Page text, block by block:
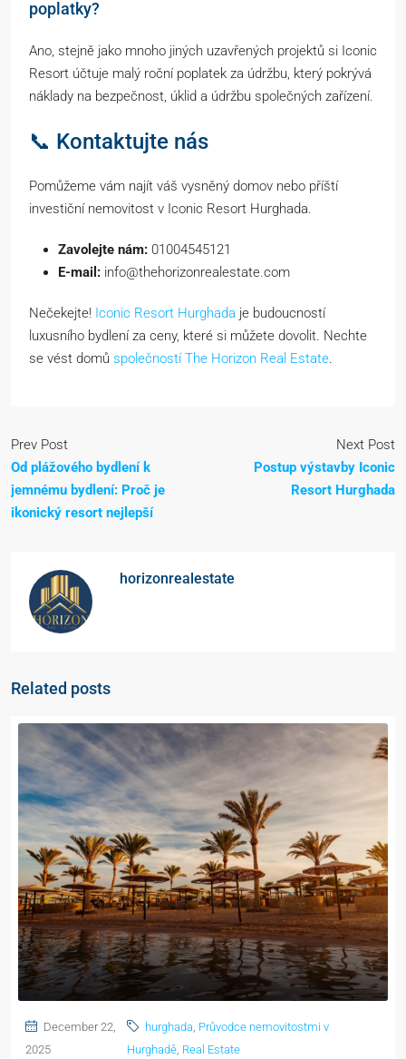
poplatky?
Ano, stejně jako mnoho jiných uzavřených projektů si Iconic
Resort účtuje malý roční poplatek za údržbu, který pokrývá
náklady na bezpečnost, úklid a údržbu společných zařízení.
📞 Kontaktujte nás
Pomůžeme vám najít váš vysněný domov nebo příští
investiční nemovitost v Iconic Resort Hurghada.
Zavolejte nám: 01004545121
E-mail: info@thehorizonrealestate.com
Nečekejte! Iconic Resort Hurghada je budoucností
luxusního bydlení za ceny, které si můžete dovolit. Nechte
se vést domů společností The Horizon Real Estate.
Prev Post
Od plážového bydlení k
jemnému bydlení: Proč je
ikonický resort nejlepší
Next Post
Postup výstavby Iconic
Resort Hurghada
horizonrealestate
Related posts
December 22,
2025
hurghada, Průvodce nemovitostmi v
Hurghadě, Real Estate